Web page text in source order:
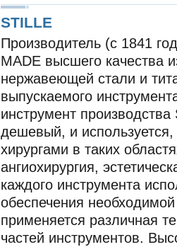
STILLE
Производитель (с 1841
MADE высшего качества
нержавеющей стали и
выпускаемого
инструмент
дешевый, и
хирургами в таких
ангиохирургия,
каждого инструмента
обеспечения
применяется различная
частей инструментов.